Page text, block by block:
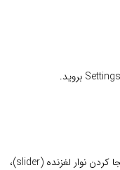
در قسمت Pointer size، می‌توانید با جابجا کردن نوار لغزنده (slider)،